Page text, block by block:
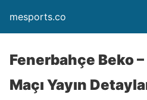
mesports.co
Fenerbahçe Beko
Maçı Yayın